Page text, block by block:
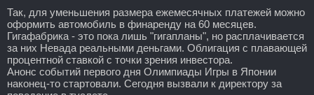
Так, для уменьшения размера ежемесячных платежей можно
оформить автомобиль в финаренду на 60 месяцев.
Гигафабрика - это пока лишь "гигапланы", но расплачивается
за них Невада реальными деньгами. Облигация с плавающей
процентной ставкой с точки зрения инвестора.
Анонс событий первого дня Олимпиады Игры в Японии
наконец-то стартовали. Сегодня вызвали к директору за